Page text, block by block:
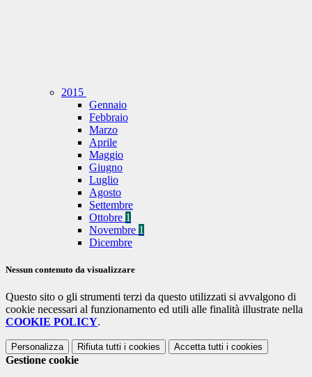
2015
Gennaio
Febbraio
Marzo
Aprile
Maggio
Giugno
Luglio
Agosto
Settembre
Ottobre 1
Novembre 1
Dicembre
Nessun contenuto da visualizzare
Questo sito o gli strumenti terzi da questo utilizzati si avvalgono di
cookie necessari al funzionamento ed utili alle finalità illustrate nella
COOKIE POLICY.
Personalizza Rifiuta tutti i cookies Accetta tutti i cookies
Gestione cookie